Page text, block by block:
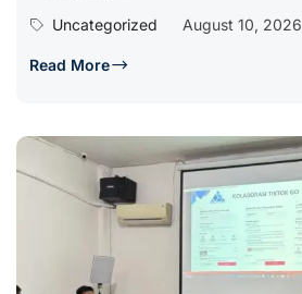
Uncategorized
August 10, 2026
Read More